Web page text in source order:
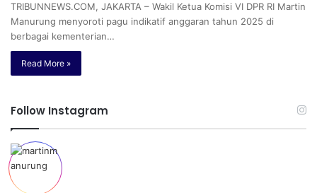
TRIBUNNEWS.COM, JAKARTA – Wakil Ketua Komisi VI DPR RI Martin
Manurung menyoroti pagu indikatif anggaran tahun 2025 di
berbagai kementerian…
Read More »
Follow Instagram